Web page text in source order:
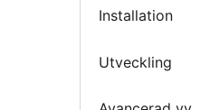
Installation
Utveckling